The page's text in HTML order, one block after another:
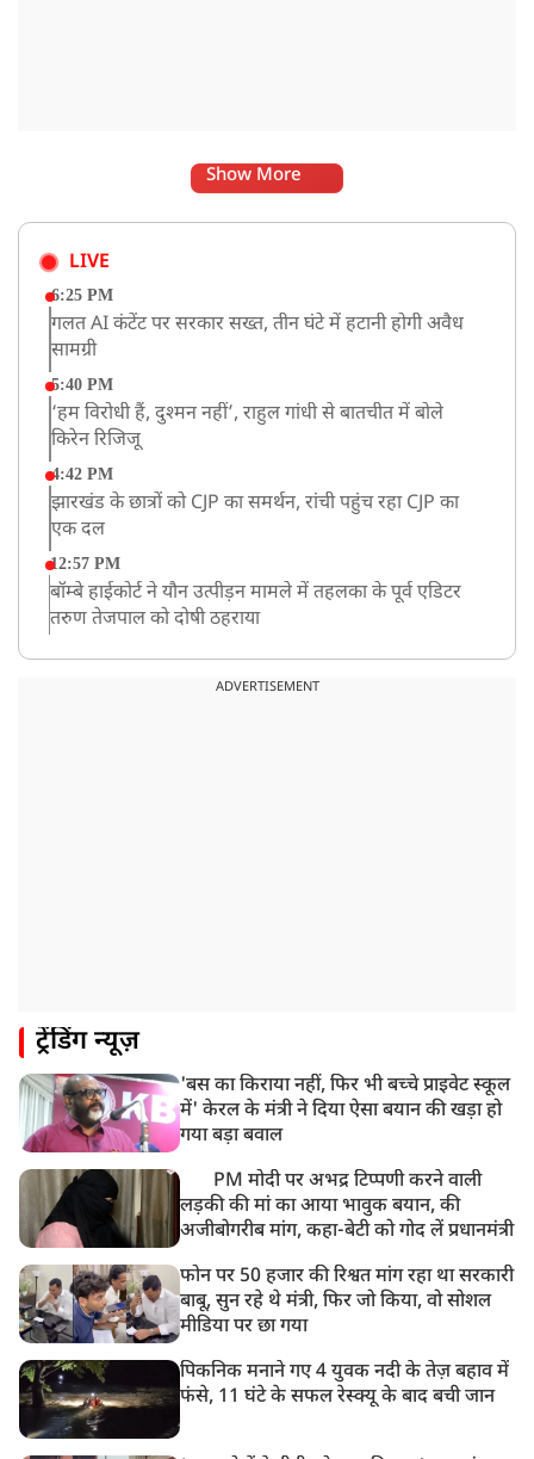
Show More
LIVE
6:25 PM
गलत AI कंटेंट पर सरकार सख्त, तीन घंटे में हटानी होगी अवैध
सामग्री
5:40 PM
‘हम विरोधी हैं, दुश्मन नहीं’, राहुल गांधी से बातचीत में बोले
किरेन रिजिजू
4:42 PM
झारखंड के छात्रों को CJP का समर्थन, रांची पहुंच रहा CJP का
एक दल
12:57 PM
बॉम्बे हाईकोर्ट ने यौन उत्पीड़न मामले में तहलका के पूर्व एडिटर
तरुण तेजपाल को दोषी ठहराया
माफिया अतीक अहमद के छोटे बेटे अबान की एक्सीडेंट में मौत
पाकिस्तान के कब्जे वाले जम्मू और कश्मीर (PoJK) में हिंसा को
8:50 AM
बसपा के इकलौते विधायक उमाशंकर सिंह का देर रात निधन,
आज बलिया में होगा अंतिम संस्कार
ADVERTISEMENT
ट्रेंडिंग न्यूज़
'बस का किराया नहीं, फिर भी बच्चे प्राइवेट स्कूल
में' केरल के मंत्री ने दिया ऐसा बयान की खड़ा हो
गया बड़ा बवाल
PM मोदी पर अभद्र टिप्पणी करने वाली
लड़की की मां का आया भावुक बयान, की
अजीबोगरीब मांग, कहा-बेटी को गोद लें प्रधानमंत्री
फोन पर 50 हजार की रिश्वत मांग रहा था सरकारी
बाबू, सुन रहे थे मंत्री, फिर जो किया, वो सोशल
मीडिया पर छा गया
पिकनिक मनाने गए 4 युवक नदी के तेज़ बहाव में
फंसे, 11 घंटे के सफल रेस्क्यू के बाद बची जान